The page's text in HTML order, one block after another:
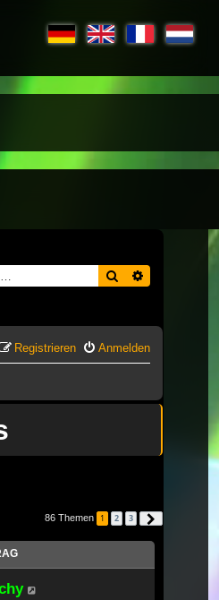
Suche
Anmelden
Registrieren
86 Themen 1 2 3